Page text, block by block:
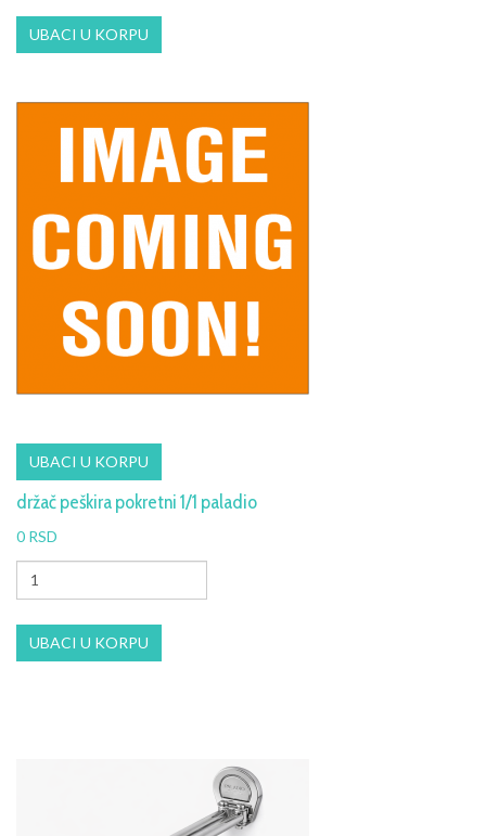
držač peškira pokretni 1/1 paladio
0 RSD